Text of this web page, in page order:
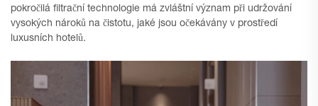
pokročilá filtrační technologie má zvláštní význam při udržování
vysokých nároků na čistotu, jaké jsou očekávány v prostředí
luxusních hotelů.